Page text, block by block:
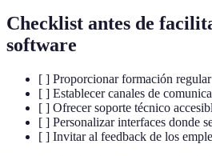
Checklist antes de
software
[ ] Proporcionar formación regular
[ ] Establecer canales de
[ ] Ofrecer soporte técnico
[ ] Personalizar interfaces donde
[ ] Invitar al feedback de los